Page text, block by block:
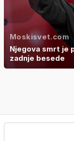
Moskisvet.com
Njegova smrt je
zadnje besede